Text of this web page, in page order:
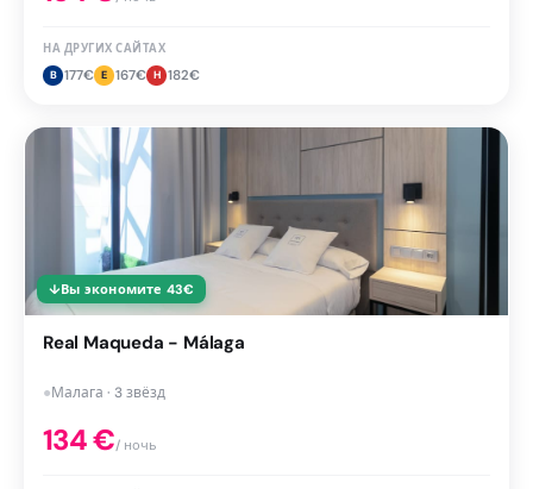
НА ДРУГИХ САЙТАХ
B 177€ E 167€ H 182€
↓Вы экономите 43€
Real Maqueda - Málaga
●Малага · 3 звёзд
134€/ ночь